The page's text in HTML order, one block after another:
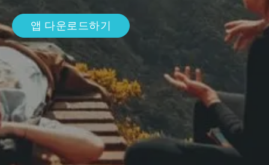
앱 다운로드하기